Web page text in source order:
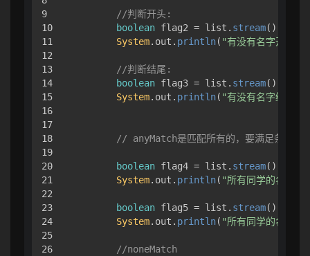
9
10
11
12
13
14
15
16
17
18
19
20
21
22
23
24
25
26
//判断开头:
boolean flag2 = list. stream().
System. out . println( "有没有名字开头是
//判断结尾:
boolean flag3 = list. stream().
System. out . println( "有没有名字结尾是
// anyMatch是匹配所有的，要满足条件
boolean flag4 = list. stream().
System. out . println( "所有同学的名字都
boolean flag5 = list. stream().
System. out . println( "所有同学的名字都
//noneMatch